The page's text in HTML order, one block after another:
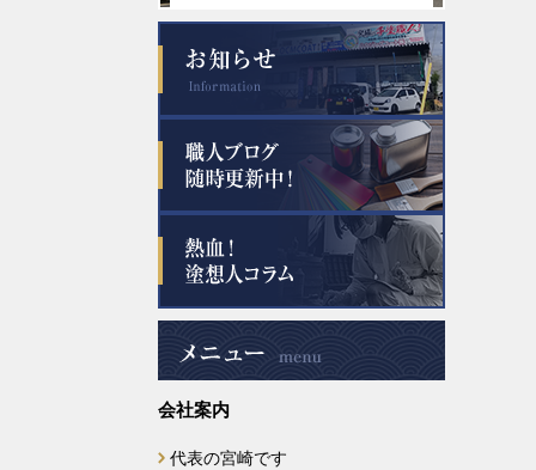
2025年9月
2025年8月
2025年7月
2025年5月
2025年4月
2025年3月
2025年2月
会社案内
代表の宮崎です